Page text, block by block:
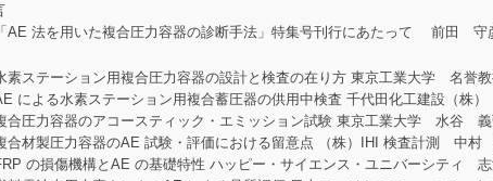
「AE 法を用いた複合圧力容器の診断手法」特集号刊行にあたって 前田 守
素ステーション用複合圧力容器の設計と検査の在り方 東京工業大学 名
による水素ステーション用複合蓄圧器の供用中検査 千代田化工建設
合圧力容器のアコースティック・エミッション試験 東京工業大学 水谷 義
合材製圧力容器のAE 試験・評価における留意点 （株）IHI 検査計測 中村
の損傷機構とAE の基礎特性 ハッピー・サイエンス・ユニバーシティ